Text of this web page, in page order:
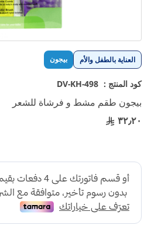
العناية بالطفل والأم بيجون
كود المنتج : DV-KH-498
بيجون طقم مشط و فرشاة للشعر
٣٢٫٢٠
تخطي
إلى
بداية
معرض
الصور